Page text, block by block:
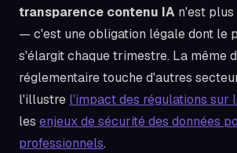
transparence contenu IA n'est
— c'est une obligation légale dont le
s'élargit chaque trimestre. La même
réglementaire touche d'autres
l'illustre l'impact des régulations sur
les enjeux de sécurité des données
professionnels.